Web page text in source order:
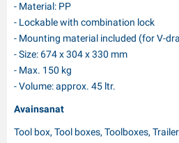
- Material: PP
- Lockable with combination lock
- Mounting material included (for V-
- Size: 674 x 304 x 330 mm
- Max. 150 kg
- Volume: approx. 45 ltr.
Avainsanat
Tool box, Tool boxes, Toolboxes,